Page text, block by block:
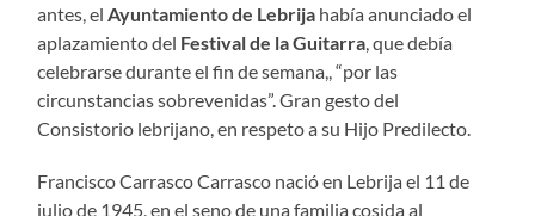
antes, el Ayuntamiento de Lebrija había anunciado el
aplazamiento del Festival de la Guitarra , que debía
celebrarse durante el fin de semana,, “por las
circunstancias sobrevenidas”. Gran gesto del
Consistorio lebrijano, en respeto a su Hijo Predilecto.
Francisco Carrasco Carrasco nació en Lebrija el 11 de
julio de 1945, en el seno de una familia cosida al